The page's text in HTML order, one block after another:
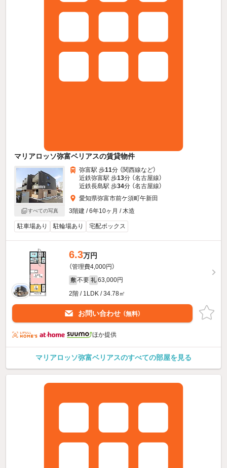
マリアロッソ弥富ベリアスの賃貸物件
すべての写真
弥富駅 歩11分 （関西線など）
近鉄弥富駅 歩13分 （名古屋線）
近鉄長島駅 歩34分 （名古屋線）
愛知県弥富市前ケ須町午新田
3階建 / 6年10ヶ月 / 木造
駐車場あり 駐輪場あり 宅配ボックス
6.3万円
（管理費4,000円）
敷 不要 礼 63,000円
2階 / 1LDK / 34.78㎡
お問い合わせ （無料）
ほか提供
マリアロッソ弥富ベリアスのすべての部屋を見る